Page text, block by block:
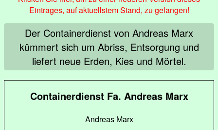
Eintrages, auf aktuellstem Stand, zu gelangen!
Der Containerdienst von Andreas Marx
kümmert sich um Abriss, Entsorgung und
liefert neue Erden, Kies und Mörtel.
Containerdienst Fa. Andreas Marx
Andreas Marx